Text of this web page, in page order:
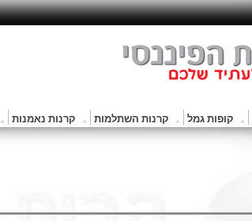
קופות גמל קרנות השתלמות קרנות נאמנות